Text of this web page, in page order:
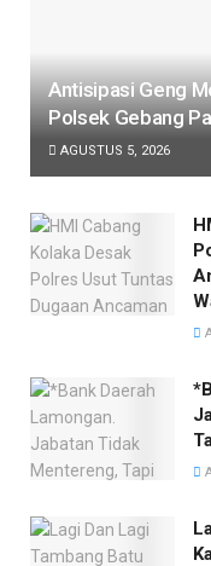
Antisipasi Geng
Polsek Gebang
AGUSTUS 5, 2026